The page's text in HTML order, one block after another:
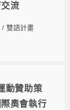
流
/ 雙語計畫
動贊助策
奧會執行